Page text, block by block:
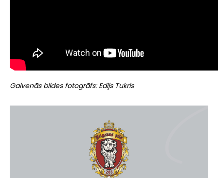
Galvenās bildes fotogrāfs: Edijs Tukris